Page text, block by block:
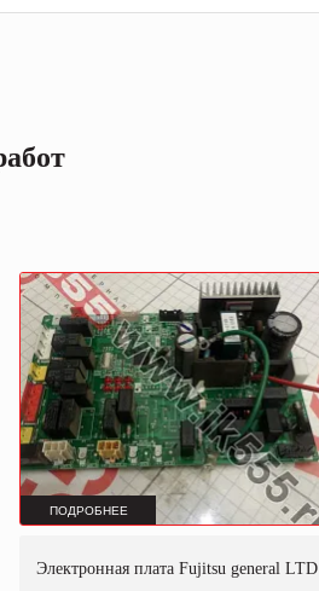
ПОДРОБНЕЕ
Электронная плата Fujitsu general LTD